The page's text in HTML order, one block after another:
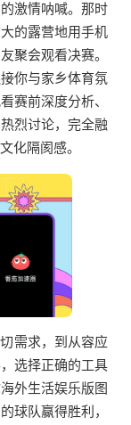
激情呐喊。那时
的露营地用手机
聚会观看决赛。
你与家乡体育氛
赛前深度分析、
烈讨论，完全融
化隔阂感。
需求，到从容应
选择正确的工具
外生活娱乐版图
球队赢得胜利，